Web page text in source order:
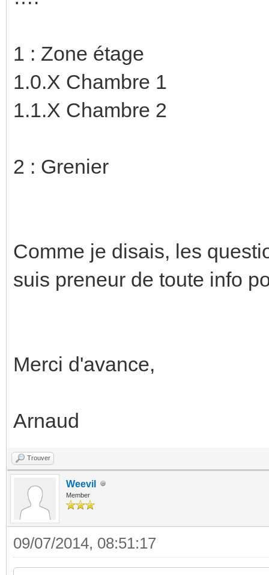
1 : Zone étage
1.0.X Chambre 1
1.1.X Chambre 2
2 : Grenier
Comme je disais, les
suis preneur de toute info
Merci d'avance,
Arnaud
Trouver
Weevil
Member
09/07/2014, 08:51:17